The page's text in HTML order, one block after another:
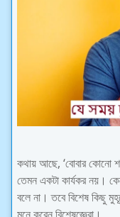
কথায় আছে, ‘বোবার কোনো
তেমন একটা কার্যকর নয়।
বলে না। তবে বিশেষ কিছু